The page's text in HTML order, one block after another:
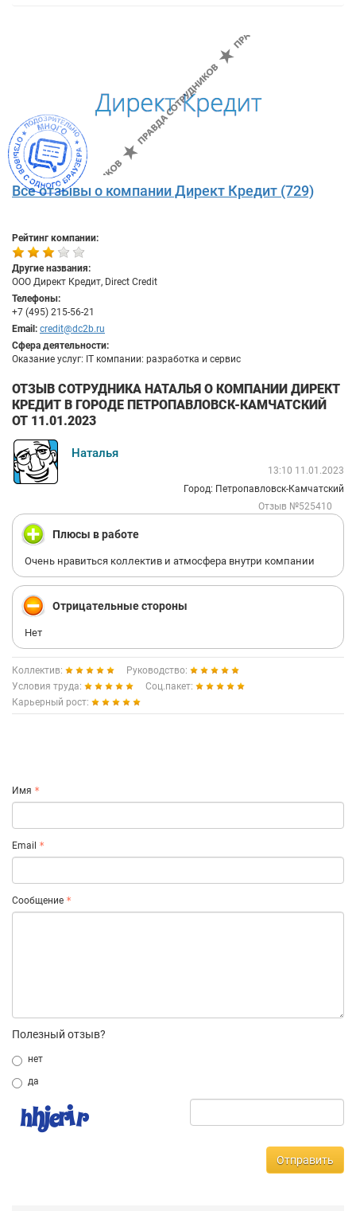
Все отзывы о компании Директ Кредит (729)
Рейтинг компании:
Другие названия:
ООО Директ Кредит, Direct Credit
Телефоны:
+7 (495) 215-56-21
Email: credit@dc2b.ru
Сфера деятельности:
Оказание услуг: IT компании: разработка и сервис
ОТЗЫВ СОТРУДНИКА НАТАЛЬЯ О КОМПАНИИ ДИРЕКТ
КРЕДИТ В ГОРОДЕ ПЕТРОПАВЛОВСК-КАМЧАТСКИЙ
ОТ 11.01.2023
Наталья
13:10 11.01.2023
Город: Петропавловск-Камчатский
Отзыв №525410
Плюсы в работе
Очень нравиться коллектив и атмосфера внутри компании
Отрицательные стороны
Нет
Коллектив:
Руководство:
Условия труда:
Соц.пакет:
Карьерный рост:
Имя
Email
Сообщение
Полезный отзыв?
нет
да
Отправить